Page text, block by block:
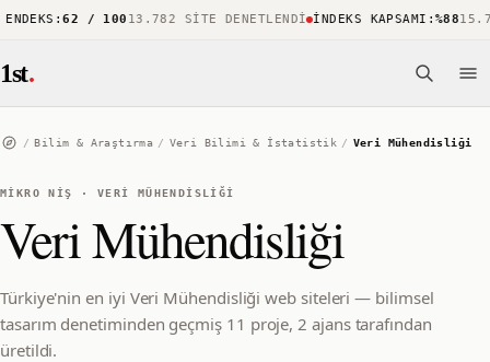
:62 / 10013.782 SITE DENETLENDI İNDEKS KAPSAMI:%88
1st.
/ Bilim & Araştırma / Veri Bilimi & İstatistik / Veri Mühendisliği
MIKRO NIŞ · VERI MÜHENDISLIĞI
Veri Mühendisliği
Türkiye'nin en iyi Veri Mühendisliği web siteleri — bilimsel
tasarım denetiminden geçmiş 11 proje, 2 ajans tarafından
üretildi.